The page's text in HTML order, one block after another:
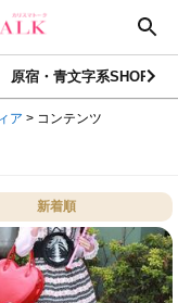
原宿・青文字系SHOP
ア > コンテンツ
新着順